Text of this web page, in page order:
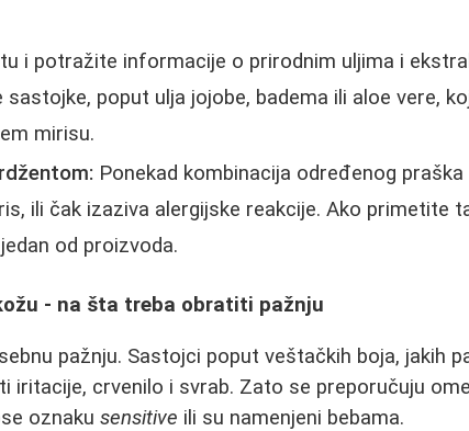
i potražite informacije o prirodnim uljima i
poput ulja jojobe, badema ili aloe vere,
mirisu.
Ponekad kombinacija određenog
ili čak izaziva alergijske reakcije. Ako primetite
od proizvoda.
- na šta treba obratiti pažnju
pažnju. Sastojci poput veštačkih boja, jakih
iritacije, crvenilo i svrab. Zato se preporučuju
oznakusensitive ili su namenjeni bebama.